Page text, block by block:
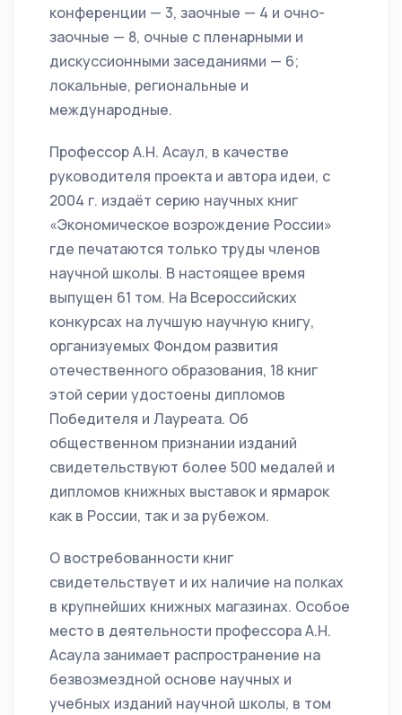
конференции — 3, заочные — 4 и очно-
заочные — 8, очные с пленарными и
дискусси­онными заседаниями — 6;
локальные, региональные и
международные.
Профессор А.Н. Асаул, в качестве
руководителя проекта и автора идеи, с
2004 г. издаёт серию научных книг
«Экономическое возрождение России»
где печатаются только труды членов
научной школы. В настоящее время
выпущен 61 том. На Всероссийских
конкурсах на луч­шую научную книгу,
организуемых Фондом развития
отечественного образования, 18 книг
этой серии удостоены дипломов
Победителя и Лау­реата. Об
общественном признании изданий
свидетельствуют более 500 медалей и
дипломов книжных выставок и ярмарок
как в России, так и за рубежом.
О востребованности книг
свидетельствует и их наличие на полках
в крупнейших книжных магазинах. Особое
место в деятельности профессора А.Н.
Асаула занимает распространение на
безвозмездной основе научных и
учебных изданий научной школы, в том